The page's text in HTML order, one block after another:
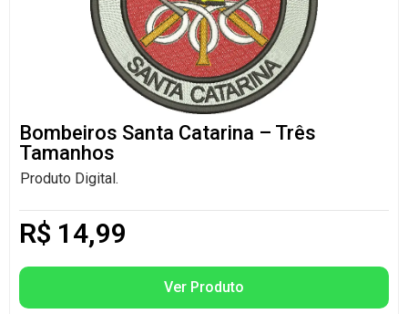
Bombeiros Santa Catarina – Três
Tamanhos
Produto Digital.
R$ 14,99
Ver Produto